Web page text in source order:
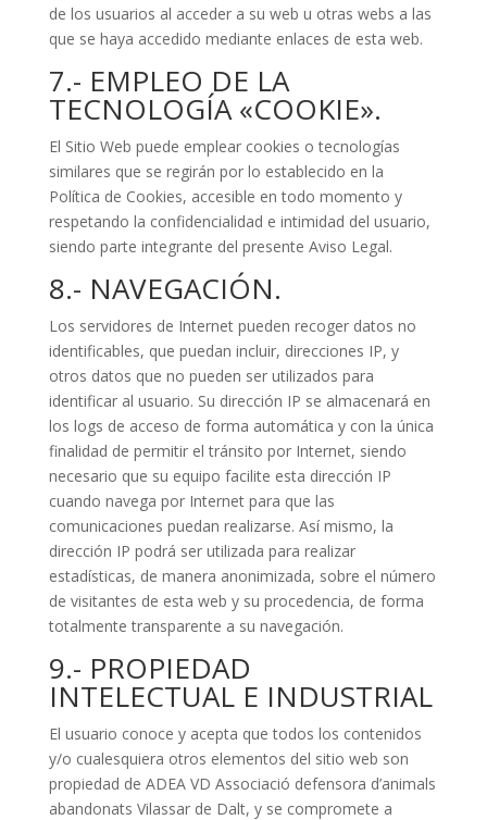
de los usuarios al acceder a su web u otras webs a las
que se haya accedido mediante enlaces de esta web.
7.- EMPLEO DE LA
TECNOLOGÍA «COOKIE».
El Sitio Web puede emplear cookies o tecnologías
similares que se regirán por lo establecido en la
Política de Cookies, accesible en todo momento y
respetando la confidencialidad e intimidad del usuario,
siendo parte integrante del presente Aviso Legal.
8.- NAVEGACIÓN.
Los servidores de Internet pueden recoger datos no
identificables, que puedan incluir, direcciones IP, y
otros datos que no pueden ser utilizados para
identificar al usuario. Su dirección IP se almacenará en
los logs de acceso de forma automática y con la única
finalidad de permitir el tránsito por Internet, siendo
necesario que su equipo facilite esta dirección IP
cuando navega por Internet para que las
comunicaciones puedan realizarse. Así mismo, la
dirección IP podrá ser utilizada para realizar
estadísticas, de manera anonimizada, sobre el número
de visitantes de esta web y su procedencia, de forma
totalmente transparente a su navegación.
9.- PROPIEDAD
INTELECTUAL E INDUSTRIAL
El usuario conoce y acepta que todos los contenidos
y/o cualesquiera otros elementos del sitio web son
propiedad de ADEA VD Associació defensora d’animals
abandonats Vilassar de Dalt, y se compromete a